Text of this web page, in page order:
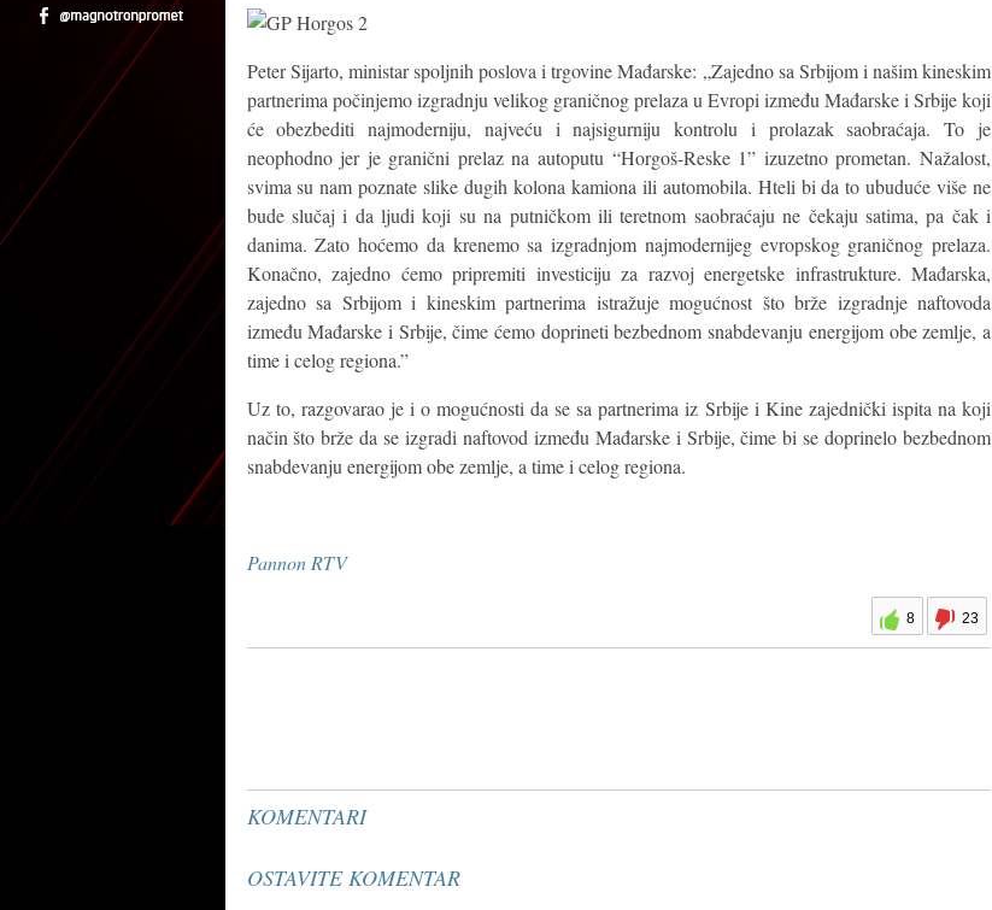
Peter Sijarto, ministar spoljnih poslova i trgovine Mađarske: „Zajedno sa Srbijom i našim kineskim
partnerima počinjemo izgradnju velikog graničnog prelaza u Evropi između Mađarske i Srbije koji
će obezbediti najmoderniju, najveću i najsigurniju kontrolu i prolazak saobraćaja. To je
neophodno jer je granični prelaz na autoputu “Horgoš-Reske 1” izuzetno prometan. Nažalost,
svima su nam poznate slike dugih kolona kamiona ili automobila. Hteli bi da to ubuduće više ne
bude slučaj i da ljudi koji su na putničkom ili teretnom saobraćaju ne čekaju satima, pa čak i
danima. Zato hoćemo da krenemo sa izgradnjom najmodernijeg evropskog graničnog prelaza.
Konačno, zajedno ćemo pripremiti investiciju za razvoj energetske infrastrukture. Mađarska,
zajedno sa Srbijom i kineskim partnerima istražuje mogućnost što brže izgradnje naftovoda
između Mađarske i Srbije, čime ćemo doprineti bezbednom snabdevanju energijom obe zemlje, a
time i celog regiona.”
Uz to, razgovarao je i o mogućnosti da se sa partnerima iz Srbije i Kine zajednički ispita na koji
način što brže da se izgradi naftovod između Mađarske i Srbije, čime bi se doprinelo bezbednom
snabdevanju energijom obe zemlje, a time i celog regiona.
Pannon RTV
8 23
KOMENTARI
OSTAVITE KOMENTAR